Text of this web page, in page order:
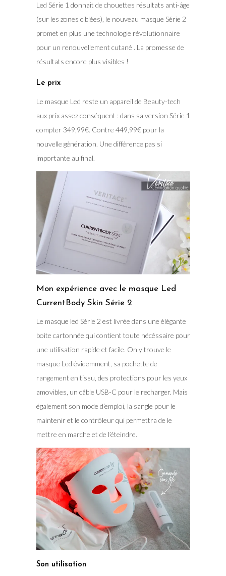
Led Série 1 donnait de chouettes résultats anti-âge
(sur les zones ciblées), le nouveau masque Série 2
promet en plus une technologie révolutionnaire
pour un renouvellement cutané . La promesse de
résultats encore plus visibles !
Le prix
Le masque Led reste un appareil de Beauty-tech
aux prix assez conséquent : dans sa version Série 1
compter 349,99€. Contre 449,99€ pour la
nouvelle génération. Une différence pas si
importante au final.
Mon expérience avec le masque Led
CurrentBody Skin Série 2
Le masque led Série 2 est livrée dans une élégante
boite cartonnée qui contient toute nécéssaire pour
une utilisation rapide et facile. On y trouve le
masque Led évidemment, sa pochette de
rangement en tissu, des protections pour les yeux
amovibles, un câble USB-C pour le recharger. Mais
également son mode d’emploi, la sangle pour le
maintenir et le contrôleur qui permettra de le
mettre en marche et de l’éteindre.
Son utilisation